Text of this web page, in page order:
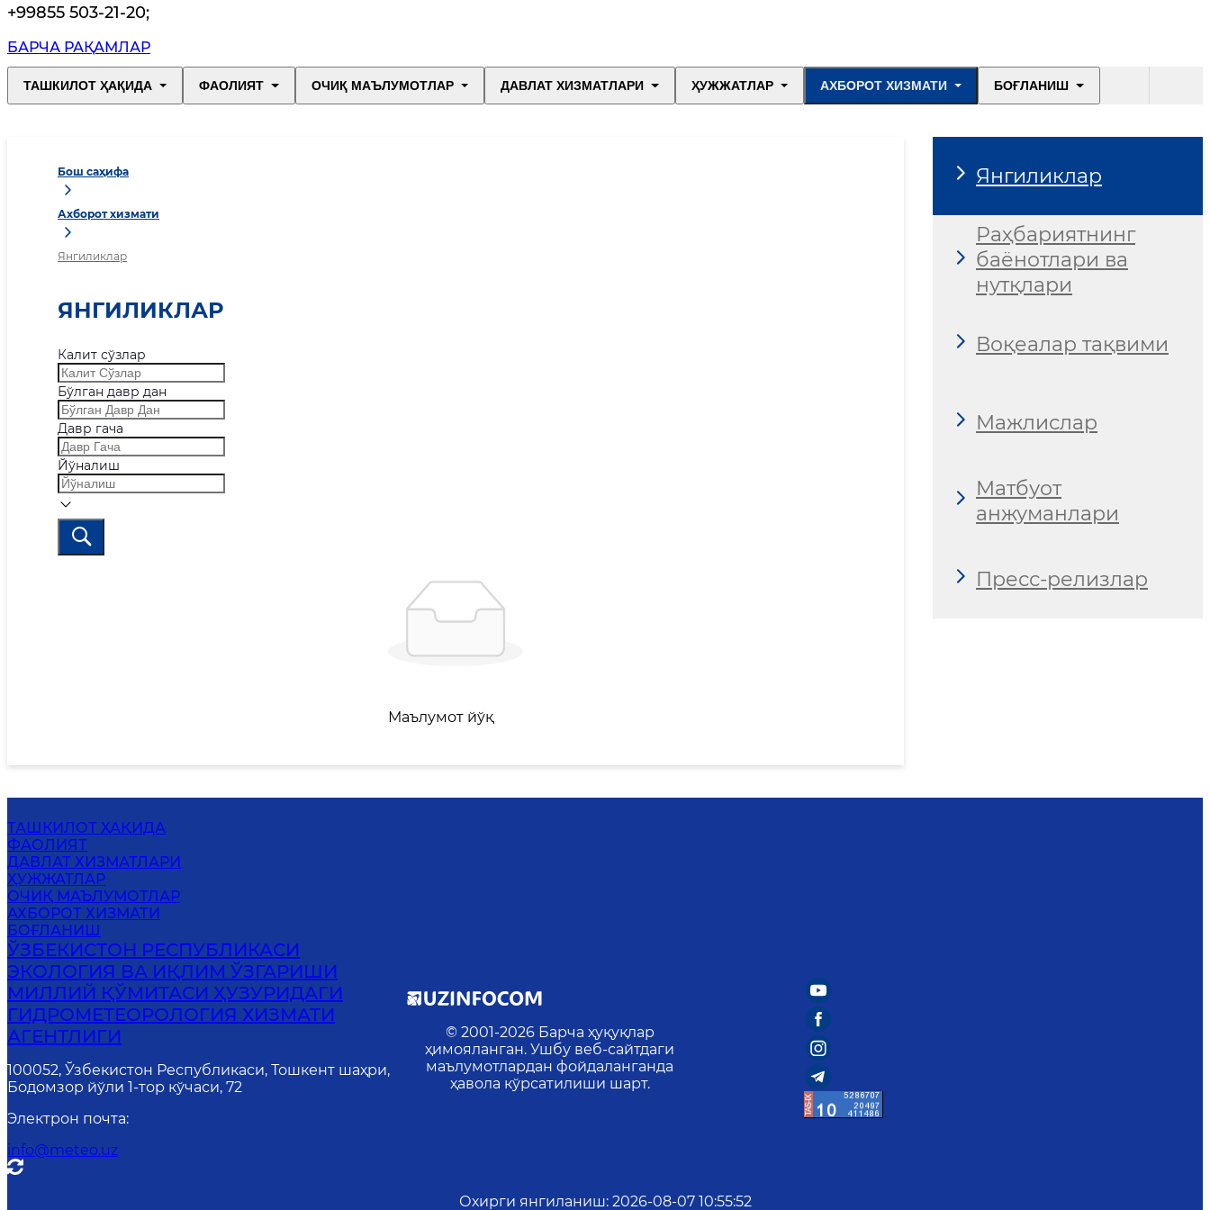
+99855 503-21-20;
БАРЧА РАҚАМЛАР
ТАШКИЛОТ ҲАҚИДА ФАОЛИЯТ ОЧИҚ МАЪЛУМОТЛАР ДАВЛАТ ХИЗМАТЛАРИ ҲУЖЖАТЛАР АХБОРОТ ХИЗМАТИ БОҒЛАНИШ
Бош саҳифа
Ахборот хизмати
Янгиликлар
ЯНГИЛИКЛАР
Калит сўзлар
Бўлган давр дан
Давр гача
Йўналиш
Маълумот йўқ
Янгиликлар
Раҳбариятнинг
баёнотлари ва
нутқлари
Воқеалар тақвими
Мажлислар
Матбуот
анжуманлари
Пресс-релизлар
ТАШКИЛОТ ҲАҚИДА
ФАОЛИЯТ
ДАВЛАТ ХИЗМАТЛАРИ
ҲУЖЖАТЛАР
ОЧИҚ МАЪЛУМОТЛАР
АХБОРОТ ХИЗМАТИ
БОҒЛАНИШ
ЎЗБЕКИСТОН РЕСПУБЛИКАСИ
ЭКОЛОГИЯ ВА ИҚЛИМ ЎЗГАРИШИ
МИЛЛИЙ ҚЎМИТАСИ ҲУЗУРИДАГИ
ГИДРОМЕТЕОРОЛОГИЯ ХИЗМАТИ
АГЕНТЛИГИ
100052, Ўзбекистон Республикаси, Тошкент шаҳри,
Бодомзор йўли 1-тор кўчаси, 72
Электрон почта:
info@meteo.uz
© 2001-2026 Барча ҳуқуқлар
ҳимояланган. Ушбу веб-сайтдаги
маълумотлардан фойдаланганда
ҳавола кўрсатилиши шарт.
Охирги янгиланиш: 2026-08-07 10:55:52